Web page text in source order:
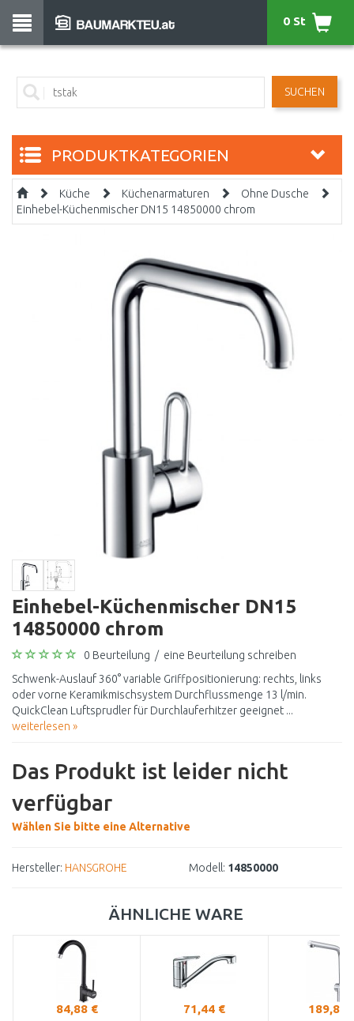
SUCHEN
0 St
PRODUKTKATEGORIEN
Küche Küchenarmaturen
Ohne Dusche
Einhebel-Küchenmischer DN15 14850000 chrom
Einhebel-Küchenmischer DN15
14850000 chrom
0 Beurteilung / eine Beurteilung schreiben
Schwenk-Auslauf 360° variable Griffpositionierung: rechts, links
oder vorne Keramikmischsystem Durchflussmenge 13 l/min.
QuickClean Luftsprudler für Durchlauferhitzer geeignet ...
weiterlesen »
Das Produkt ist leider nicht
verfügbar
Wählen Sie bitte eine Alternative
Hersteller: HANSGROHE Modell: 14850000
ÄHNLICHE WARE
84,88 € 71,44 € 189,82